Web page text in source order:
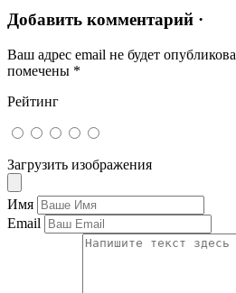
Добавить комментарий ·
Ваш адрес email не будет
помечены *
Рейтинг
Загрузить изображения
Имя
Email